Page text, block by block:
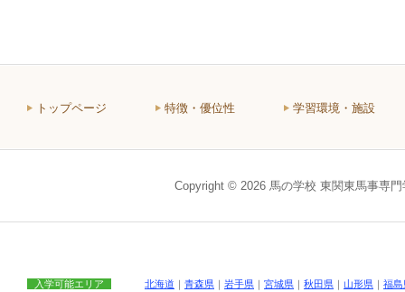
トップページ 特徴・優位性 学習環境・施設
Copyright © 2026 馬の学校 東関東馬事専
入学可能エリア 北海道 ｜ 青森県 ｜ 岩手県 ｜ 宮城県 ｜ 秋田県 ｜ 山形県 ｜ 福島